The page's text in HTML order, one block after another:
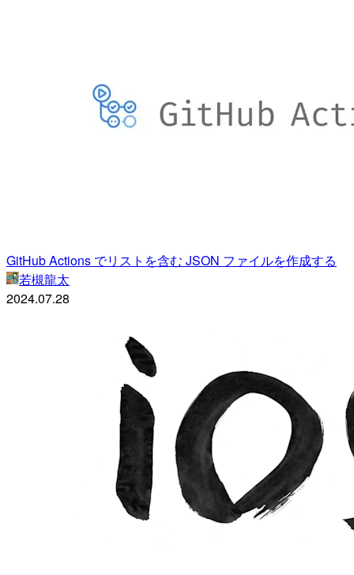
GitHub Actions でリストを含む JSON ファイルを作成する
若槻龍太
2024.07.28